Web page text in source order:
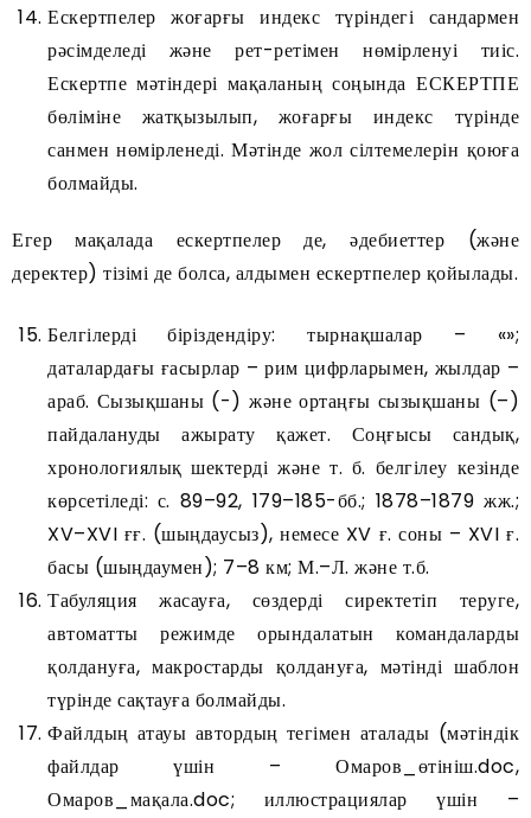
Ескертпелер жоғарғы индекс түріндегі сандармен
рәсімделеді және рет-ретімен нөмірленуі тиіс.
Ескертпе мәтіндері мақаланың соңында ЕСКЕРТПЕ
бөліміне жатқызылып, жоғарғы индекс түрінде
санмен нөмірленеді. Мәтінде жол сілтемелерін қоюға
болмайды.
Егер мақалада ескертпелер де, әдебиеттер (және
деректер) тізімі де болса, алдымен ескертпелер қойылады.
Белгілерді біріздендіру: тырнақшалар – «»;
даталардағы ғасырлар – рим цифрларымен, жылдар –
араб. Сызықшаны (-) және ортаңғы сызықшаны (–)
пайдалануды ажырату қажет. Соңғысы сандық,
хронологиялық шектерді және т. б. белгілеу кезінде
көрсетіледі: с. 89–92, 179–185-бб.; 1878–1879 жж.;
XV–XVI ғғ. (шыңдаусыз), немесе XV ғ. соны – XVI ғ.
басы (шыңдаумен); 7–8 км; М.–Л. және т.б.
Табуляция жасауға, сөздерді сиректетіп теруге,
автоматты режимде орындалатын командаларды
қолдануға, макростарды қолдануға, мәтінді шаблон
түрінде сақтауға болмайды.
Файлдың атауы автордың тегімен аталады (мәтіндік
файлдар үшін – Омаров_өтініш.doc,
Омаров_мақала.doc; иллюстрациялар үшін –